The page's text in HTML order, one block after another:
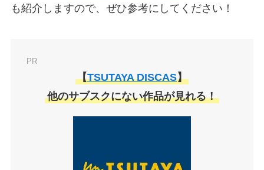
も紹介しますので、ぜひ参考にしてください！
PR
【TSUTAYA DISCAS】
他のサブスクにない作品が見れる！